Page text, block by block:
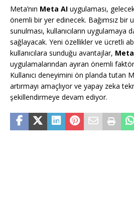
Meta’nın Meta AI uygulaması,
önemli bir yer edinecek. Bağımsız bir
sunulması, kullanıcıların uygulamaya
sağlayacak. Yeni özellikler ve ücretli
kullanıcılara sunduğu avantajlar,
uygulamalarından ayıran önemli
Kullanıcı deneyimini ön planda tutan
artırmayı amaçlıyor ve yapay zeka
şekillendirmeye devam ediyor.